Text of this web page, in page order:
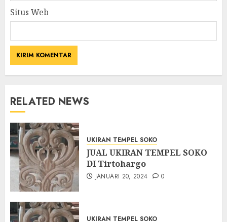
Situs Web
RELATED NEWS
UKIRAN TEMPEL SOKO
JUAL UKIRAN TEMPEL SOKO
DI Tirtohargo
JANUARI 20, 2024 0
UKIRAN TEMPEL SOKO